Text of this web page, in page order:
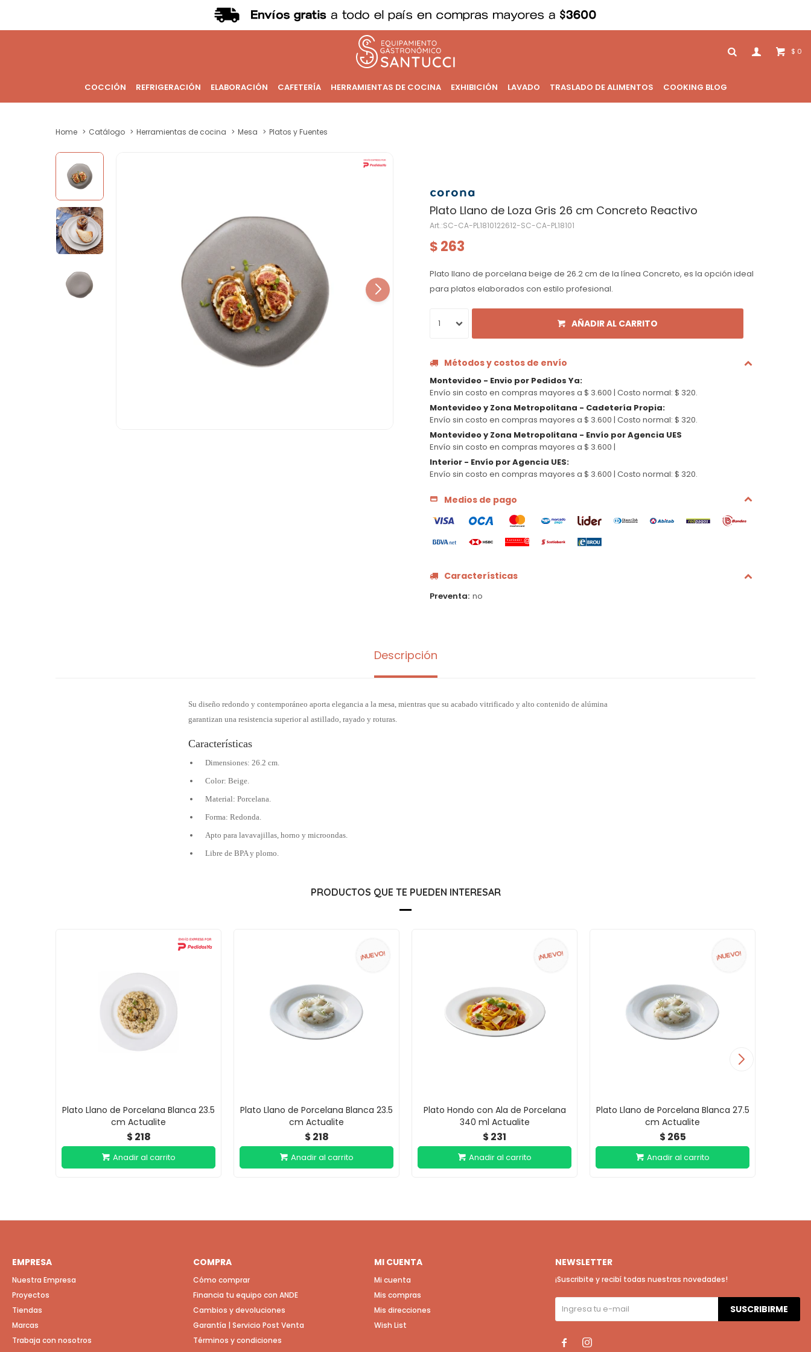
COCCIÓN REFRIGERACIÓN ELABORACIÓN CAFETERÍA HERRAMIENTAS DE COCINA EXHIBICIÓN LAVADO TRASLADO DE ALIMENTOS COOKING BLOG
$ 0
Home Catálogo Herramientas de cocina Mesa Platos y Fuentes
Plato Llano de Loza Gris 26 cm Concreto Reactivo
SC-CA-PL1810122612-SC-CA-PL18101
$ 263
Plato llano de porcelana beige de 26.2 cm de la línea Concreto, es la opción ideal
para platos elaborados con estilo profesional.
1 AÑADIR AL CARRITO
Métodos y costos de envío
Montevideo - Envio por Pedidos Ya:
Envío sin costo en compras mayores a $ 3.600 | Costo normal: $ 320.
Montevideo y Zona Metropolitana - Cadetería Propia:
Envío sin costo en compras mayores a $ 3.600 | Costo normal: $ 320.
Montevideo y Zona Metropolitana - Envío por Agencia UES
Envío sin costo en compras mayores a $ 3.600 |
Interior - Envío por Agencia UES:
Envío sin costo en compras mayores a $ 3.600 | Costo normal: $ 320.
Medios de pago
Características
Preventa no
Descripción
Su diseño redondo y contemporáneo aporta elegancia a la mesa, mientras que su acabado vitrificado y alto contenido de alúmina
garantizan una resistencia superior al astillado, rayado y roturas.
Características
Dimensiones: 26.2 cm.
Color: Beige.
Material: Porcelana.
Forma: Redonda.
Apto para lavavajillas, horno y microondas.
Libre de BPA y plomo.
PRODUCTOS QUE TE PUEDEN INTERESAR
Plato Llano de Porcelana Blanca 23.5
cm Actualite
$ 218
Plato Llano de Porcelana Blanca 23.5
cm Actualite
$ 218
Plato Hondo con Ala de Porcelana
340 ml Actualite
$ 231
Plato Llano de Porcelana Blanca 27.5
cm Actualite
$ 265
EMPRESA
Nuestra Empresa
Proyectos
Tiendas
Marcas
Trabaja con nosotros
COMPRA
Cómo comprar
Financia tu equipo con ANDE
Cambios y devoluciones
Garantía | Servicio Post Venta
Términos y condiciones
MI CUENTA
Mi cuenta
Mis compras
Mis direcciones
Wish List
NEWSLETTER
¡Suscribite y recibí todas nuestras novedades!
SUSCRIBIRME
 